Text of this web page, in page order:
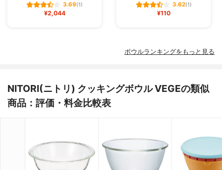
3.69(1)
¥2,044
3.62(1)
¥110
ボウルランキングをもっと見る
NITORI(ニトリ) クッキングボウル VEGEの類似
商品：評価・料金比較表